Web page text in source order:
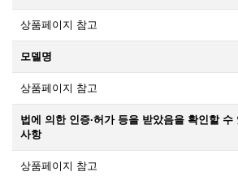
상품페이지 참고
모델명
상품페이지 참고
법에 의한 인증·허가 등을 받았음을 확인할
사항
상품페이지 참고